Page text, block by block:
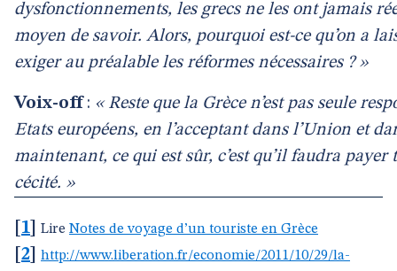
dysfonctionnements, les grecs ne les ont jamais
moyen de savoir. Alors, pourquoi est-ce qu’on a
exiger au préalable les réformes nécessaires ? »
Voix-off: « Reste que la Grèce n’est pas seule
Etats européens, en l’acceptant dans l’Union et
maintenant, ce qui est sûr, c’est qu’il faudra payer
cécité. »
1 Lire Notes de voyage d’un touriste en Grèce
2
http://www.liberation.fr/economie/2011/10/29/la-